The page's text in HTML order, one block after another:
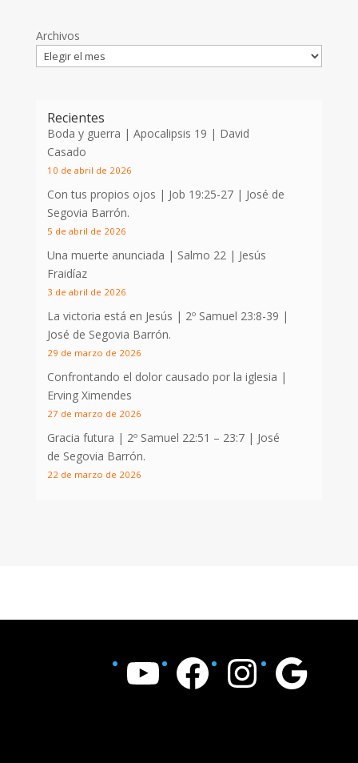
Archivos
Recientes
Boda y guerra | Apocalipsis 19 | David
Casado
10 de abril de 2026
Con tus propios ojos | Job 19:25-27| José de
Segovia Barrón.
5 de abril de 2026
Una muerte anunciada | Salmo 22| Jesús
Fraidíaz
3 de abril de 2026
La victoria está en Jesús | 2º Samuel 23:8-39 |
José de Segovia Barrón.
29 de marzo de 2026
Confrontando el dolor causado por la iglesia |
Erving Ximendes
27 de marzo de 2026
Gracia futura | 2º Samuel 22:51 – 23:7| José
de Segovia Barrón.
22 de marzo de 2026
YouTube Facebook Instagram Google